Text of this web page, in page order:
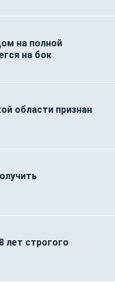
на полной
на бок
области признан
лет строгого